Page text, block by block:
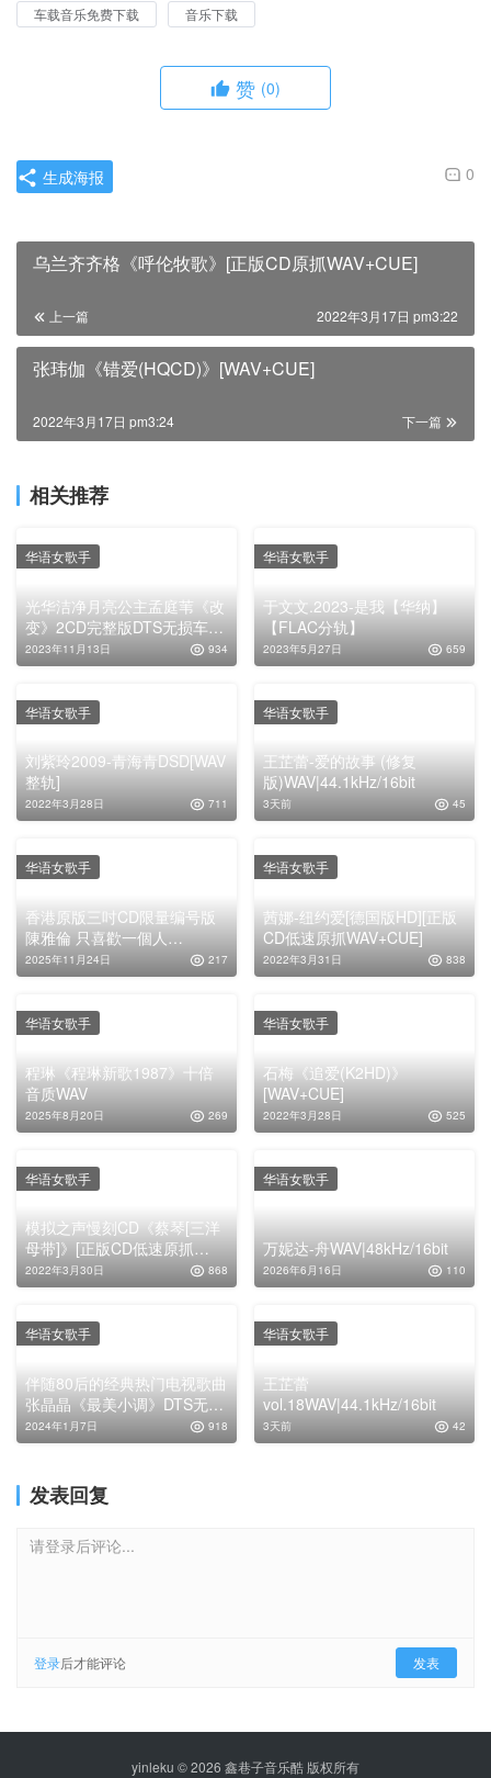
车载音乐免费下载
音乐下载
赞 (0)
0
生成海报
乌兰齐齐格《呼伦牧歌》[正版CD原抓WAV+CUE]
上一篇 2022年3月17日 pm3:22
张玮伽《错爱(HQCD)》[WAV+CUE]
下一篇
2022年3月17日 pm3:24
相关推荐
光华洁净月亮公主孟庭苇《改
变》2CD完整版DTS无损车载
音乐专辑下载
2023年11月13日 934
华语女歌手
于文文.2023-是我【华纳】
【FLAC分轨】
2023年5月27日 659
华语女歌手
刘紫玲2009-青海青DSD[WAV
整轨]
2022年3月28日 711
华语女歌手
王芷蕾-爱的故事 (修复
版)WAV|44.1kHz/16bit
3天前 45
华语女歌手
香港原版三吋CD限量编号版
陳雅倫 只喜歡一個人
[WAV+CUE]
2025年11月24日 217
华语女歌手
茜娜-纽约爱[德国版HD][正版
CD低速原抓WAV+CUE]
2022年3月31日 838
华语女歌手
程琳《程琳新歌1987》十倍
音质WAV
2025年8月20日 269
华语女歌手
石梅《追爱(K2HD)》
[WAV+CUE]
2022年3月28日 525
华语女歌手
模拟之声慢刻CD《蔡琴[三洋
母带]》[正版CD低速原抓
WAV+CUE]
2022年3月30日 868
华语女歌手
万妮达-舟WAV|48kHz/16bit
2026年6月16日 110
华语女歌手
伴随80后的经典热门电视歌曲
张晶晶《最美小调》DTS无损
音乐翻唱辑
2024年1月7日 918
华语女歌手
王芷蕾
vol.18WAV|44.1kHz/16bit
3天前 42
华语女歌手
发表回复
请登录后评论...
登录后才能评论 发表
yinleku © 2026 鑫巷子音乐酷 版权所有